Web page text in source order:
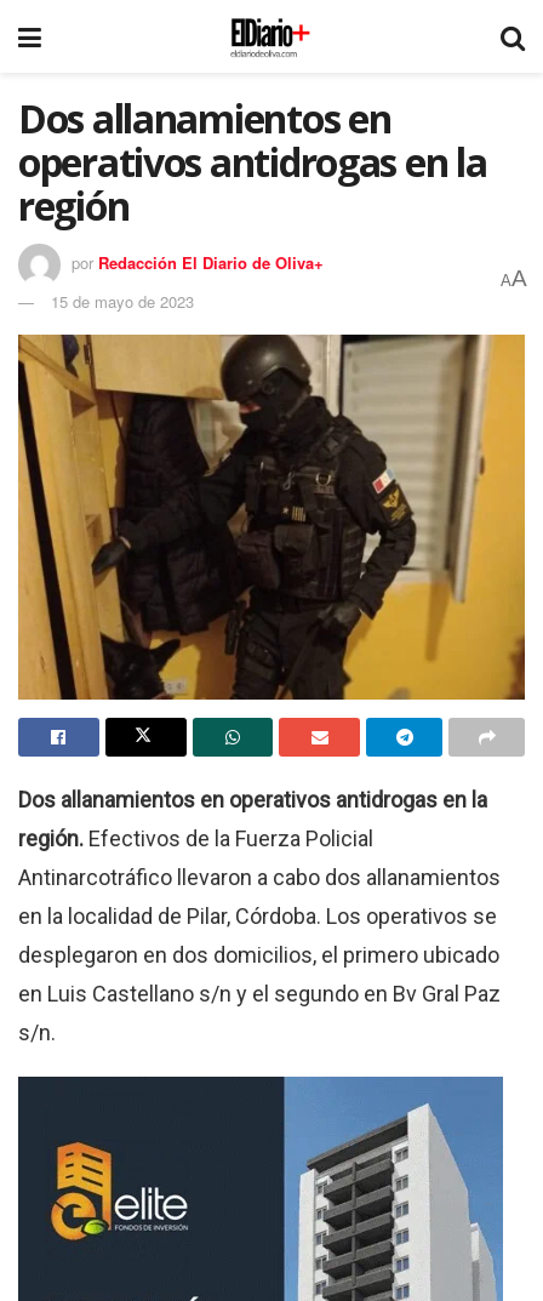
Dos allanamientos en
operativos antidrogas en la
región
por Redacción El Diario de Oliva+
15 de mayo de 2023
AA
Dos allanamientos en operativos antidrogas en la
región. Efectivos de la Fuerza Policial
Antinarcotráfico llevaron a cabo dos allanamientos
en la localidad de Pilar, Córdoba. Los operativos se
desplegaron en dos domicilios, el primero ubicado
en Luis Castellano s/n y el segundo en Bv Gral Paz
s/n.